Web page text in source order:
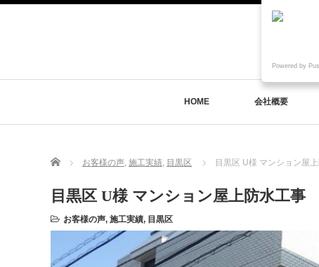
HOME 会社概要
Home お客様の声, 施工実績, 目黒区 目黒区 U様 マンション屋
目黒区 U様 マンション屋上防水工事
お客様の声, 施工実績, 目黒区
Powered by